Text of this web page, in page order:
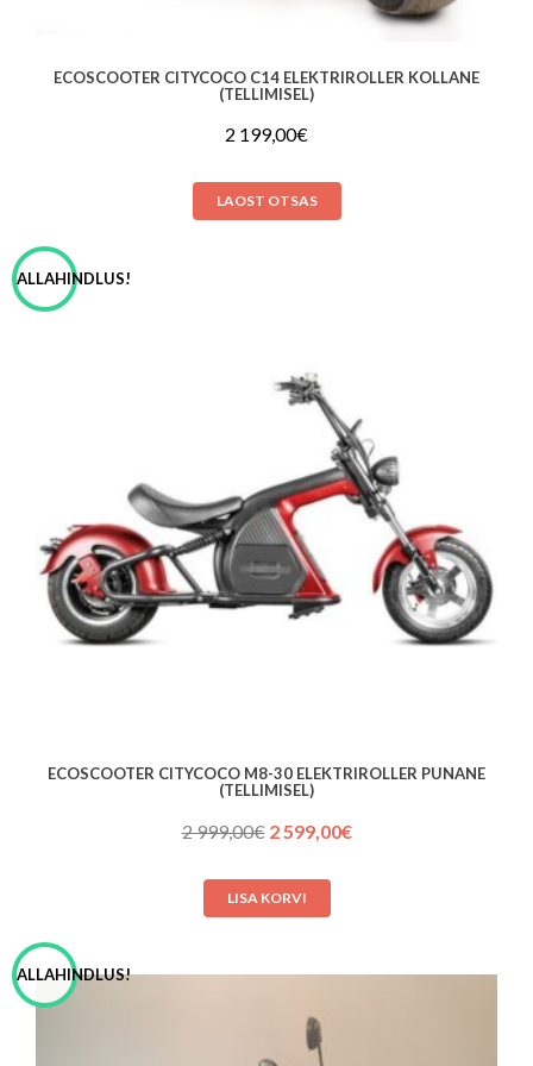
ECOSCOOTER CITYCOCO C14 ELEKTRIROLLER KOLLANE
(TELLIMISEL)
2 199,00€
LAOST OTSAS
ALLAHINDLUS!
ECOSCOOTER CITYCOCO M8-30 ELEKTRIROLLER PUNANE
(TELLIMISEL)
2 999,00€ Algne
oli:
2 999,00€.
2 599,00€Praegune
LISA KORVI
ALLAHINDLUS!